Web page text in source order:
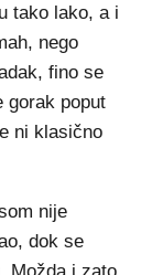
tako lako, a i
nego
fino se
gorak poput
ni klasično
nije
dok se